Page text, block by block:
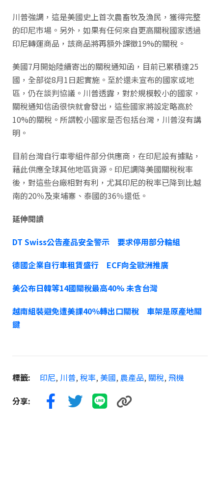
川普強調，這是美國史上首次農畜牧及漁民，獲得完整
的印尼市場。另外，如果有任何來自更高關稅國家透過
印尼轉運商品，該商品將再額外課徵19%的關稅。
美國7月開始陸續寄出的關稅通知函，目前已累積達25
國，全部從8月1日起實施。至於還未宣布的國家或地
區，仍在談判協議。川普透露，對於規模較小的國家，
關稅通知信函很快就會發出，這些國家將設定略高於
10%的關稅。所謂較小國家是否包括台灣，川普沒有講
明。
目前台灣自行車零組件部分供應商，在印尼設有據點，
藉此供應全球其他地區貨源。印尼調降美國關稅稅率
後，對這些台廠相對有利，尤其印尼的稅率已降到比越
南的20％及柬埔寨、泰國的36％還低。
延伸閱讀
DT Swiss公告產品安全警示 要求停用部分輪組
德國企業自行車租賃盛行 ECF向全歐洲推廣
美公布日韓等14國關稅最高40% 未含台灣
越南組裝避免遭美課40％轉出口關稅 車架是原產地關
鍵
標籤: 印尼, 川普, 稅率, 美國, 農產品, 關稅, 飛機
分享: